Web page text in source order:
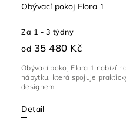
Obývací pokoj Elora 1
Za 1 - 3 týdny
od 35 480 Kč
Detail
Obývací pokoj Elora 1 nabízí
nábytku, která spojuje
designem.